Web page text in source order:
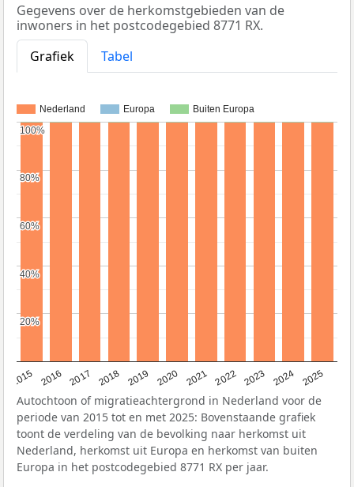
Gegevens over de herkomstgebieden van de
inwoners in het postcodegebied 8771 RX.
Grafiek
Tabel
Nederland Europa Buiten Europa
2015 2016 2017 2018 2019 2020 2021 2022 2023 2024 2025
20%
20%
40%
40%
60%
60%
80%
80%
100%
100%
Autochtoon of migratieachtergrond in Nederland voor de
periode van 2015 tot en met 2025: Bovenstaande grafiek
toont de verdeling van de bevolking naar herkomst uit
Nederland, herkomst uit Europa en herkomst van buiten
Europa in het postcodegebied 8771 RX per jaar.